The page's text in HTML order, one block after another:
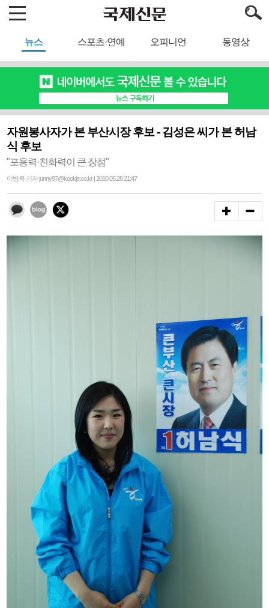
뉴스 스포츠·연예 오피니언 동영상
자원봉사자가 본 부산시장 후보 - 김성은 씨가 본 허남
식 후보
"포용력·친화력이 큰 장점"
이병욱 기자 junny97@kookje.co.kr | 2010.05.28 21:47